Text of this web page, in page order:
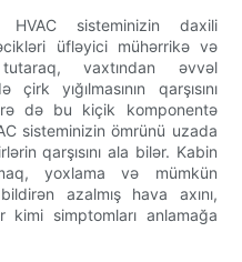
sisteminizin daxili
üfləyici mühərrikə və
tutaraq, vaxtından əvvəl
yığılmasının qarşısını
də bu kiçik komponentə
sisteminizin ömrünü uzada
qarşısını ala bilər. Kabin
yoxlama və mümkün
azalmış hava axını,
simptomları anlamağa